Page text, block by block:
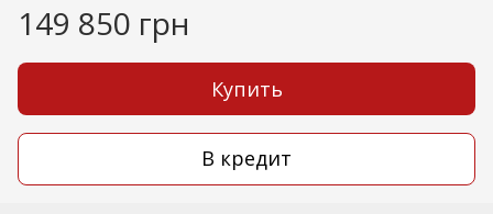
149 850 грн
Купить
В кредит